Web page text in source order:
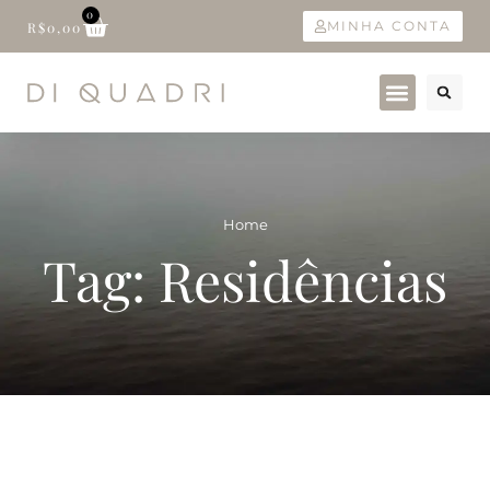
R$0,00
0
MINHA CONTA
Home
Tag: Residências